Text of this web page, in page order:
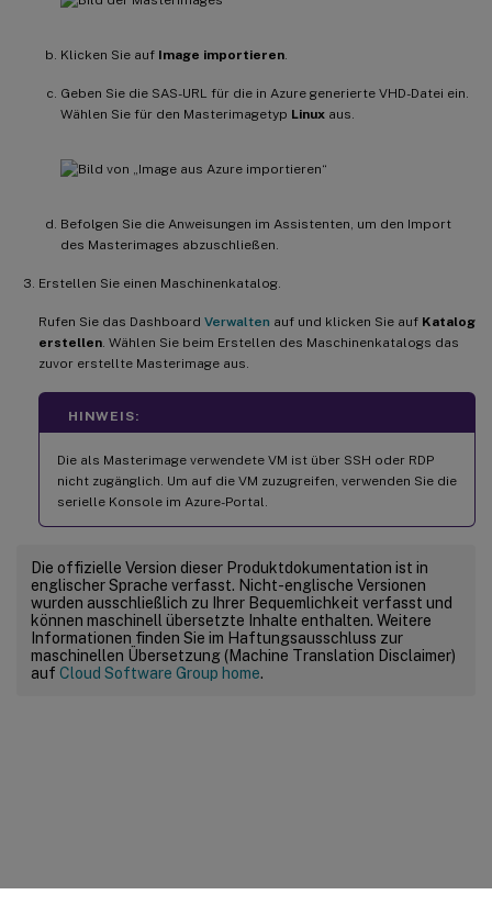
Klicken Sie auf Image importieren
Geben Sie die SAS-URL für die in Azure generierte VHD-Datei ein.
Wählen Sie für den Masterimagetyp Linux aus.
Befolgen Sie die Anweisungen im Assistenten, um den Import
des Masterimages abzuschließen.
Erstellen Sie einen Maschinenkatalog.
Rufen Sie das Dashboard Verwalten auf und klicken Sie auf Katalog
erstellen . Wählen Sie beim Erstellen des Maschinenkatalogs das
zuvor erstellte Masterimage aus.
HINWEIS:
Die als Masterimage verwendete VM ist über SSH oder RDP
nicht zugänglich. Um auf die VM zuzugreifen, verwenden Sie die
serielle Konsole im Azure-Portal.
Die offizielle Version dieser Produktdokumentation ist in
englischer Sprache verfasst. Nicht-englische Versionen
wurden ausschließlich zu Ihrer Bequemlichkeit verfasst und
können maschinell übersetzte Inhalte enthalten. Weitere
Informationen finden Sie im Haftungsausschluss zur
maschinellen Übersetzung (Machine Translation Disclaimer)
auf Cloud Software Group home.